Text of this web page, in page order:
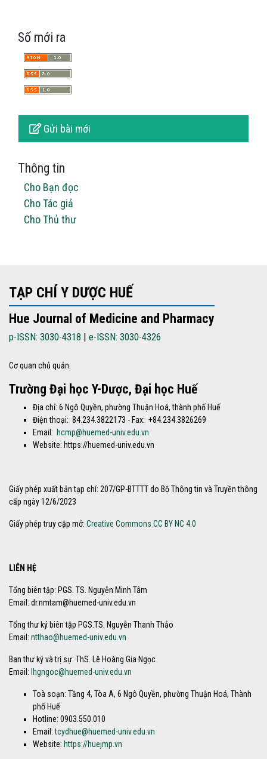
Số mới ra
Gửi bài mới
Thông tin
Cho Bạn đọc
Cho Tác giả
Cho Thủ thư
TẠP CHÍ Y DƯỢC HUẾ
Hue Journal of Medicine and Pharmacy
p-ISSN: 3030-4318 | e-ISSN: 3030-4326
Cơ quan chủ quản:
Trường Đại học Y-Dược, Đại học Huế
Địa chỉ: 6 Ngô Quyền, phường Thuận Hoá, thành phố Huế
Điện thoại: 84.234.3822173 - Fax: +84.234.3826269
Email: hcmp@huemed-univ.edu.vn
Website: https://huemed-univ.edu.vn
Giấy phép xuất bản tạp chí: 207/GP-BTTTT do Bộ Thông tin và Truyền thông
cấp ngày 12/6/2023
Giấy phép truy cập mở: Creative Commons CC BY NC 4.0
LIÊN HỆ
Tổng biên tập: PGS. TS. Nguyễn Minh Tâm
Email: dr.nmtam@huemed-univ.edu.vn
Tổng thư ký biên tập PGS.TS. Nguyễn Thanh Thảo
Email: ntthao@huemed-univ.edu.vn
Ban thư ký và trị sự: ThS. Lê Hoàng Gia Ngọc
Email: lhgngoc@huemed-univ.edu.vn
Toà soạn: Tầng 4, Tòa A, 6 Ngô Quyền, phường Thuận Hoá, Thành
phố Huế
Hotline: 0903.550.010
Email:tcydhue@huemed-univ.edu.vn
Website: https://huejmp.vn